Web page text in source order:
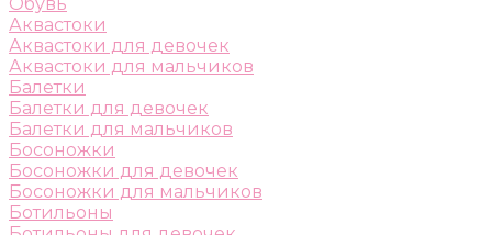
Аквастоки
Аквастоки для девочек
Аквастоки для мальчиков
Балетки
Балетки для девочек
Балетки для мальчиков
Босоножки
Босоножки для девочек
Босоножки для мальчиков
Ботильоны